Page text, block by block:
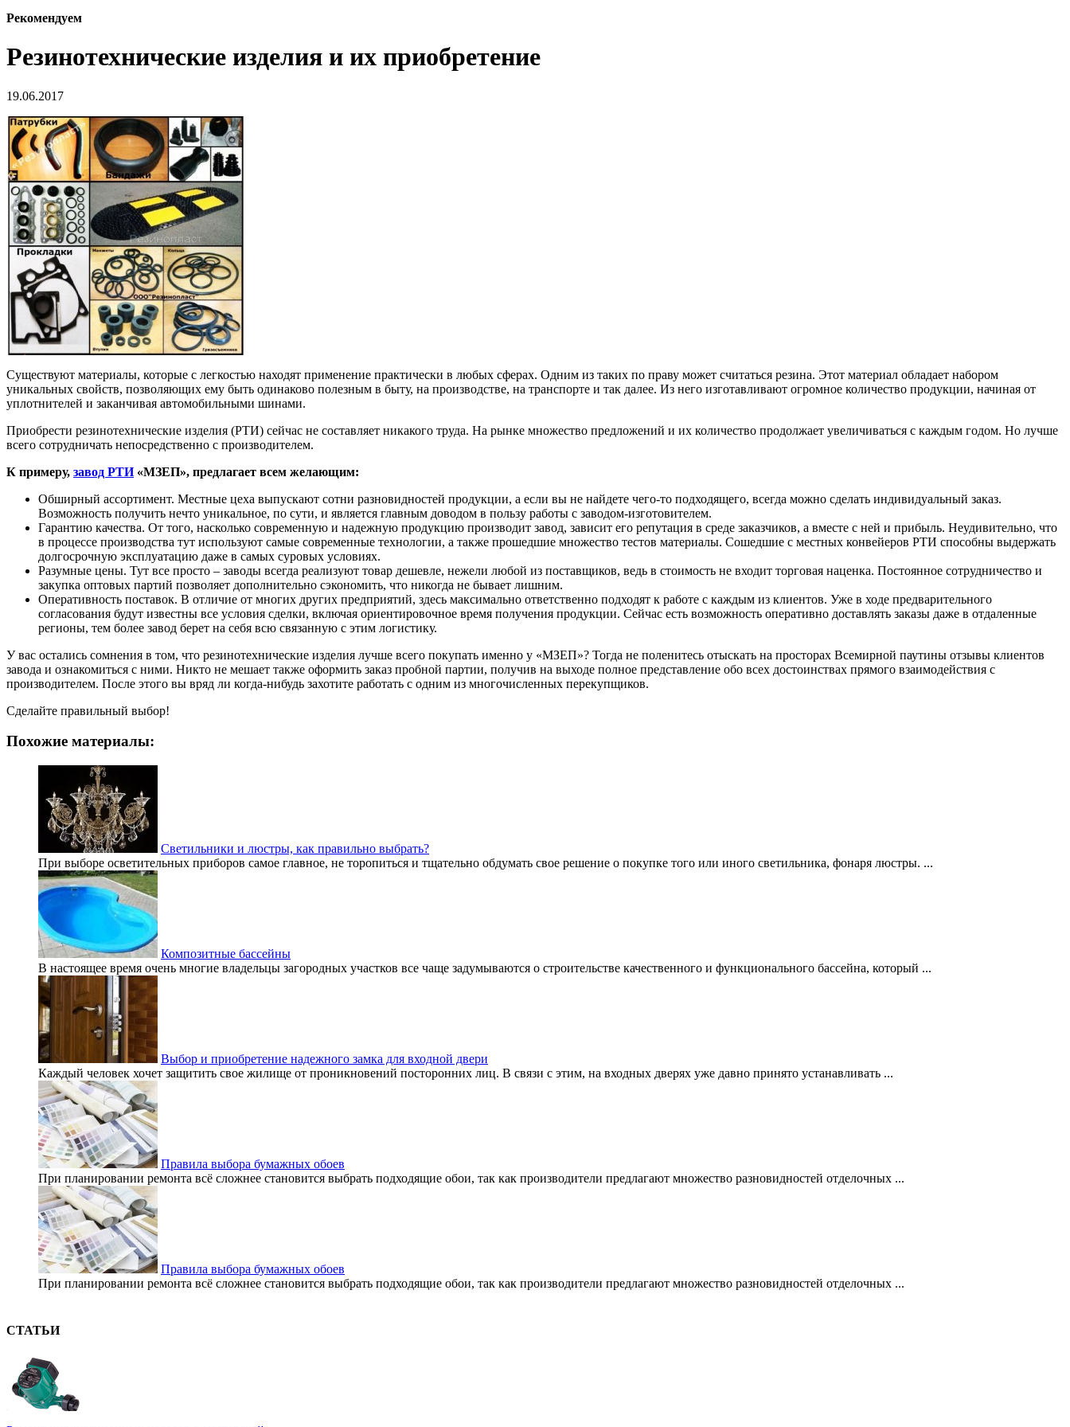
Рекомендуем
Резинотехнические изделия и их приобретение
19.06.2017
Существуют материалы, которые с легкостью находят применение практически в любых сферах. Одним из таких по праву может считаться резина. Этот материал обладает набором
уникальных свойств, позволяющих ему быть одинаково полезным в быту, на производстве, на транспорте и так далее. Из него изготавливают огромное количество продукции, начиная от
уплотнителей и заканчивая автомобильными шинами.
Приобрести резинотехнические изделия (РТИ) сейчас не составляет никакого труда. На рынке множество предложений и их количество продолжает увеличиваться с каждым годом. Но лучше
всего сотрудничать непосредственно с производителем.
К примеру, завод РТИ«МЗЕП», предлагает всем желающим:
Обширный ассортимент. Местные цеха выпускают сотни разновидностей продукции, а если вы не найдете чего-то подходящего, всегда можно сделать индивидуальный заказ.
Возможность получить нечто уникальное, по сути, и является главным доводом в пользу работы с заводом-изготовителем.
Гарантию качества. От того, насколько современную и надежную продукцию производит завод, зависит его репутация в среде заказчиков, а вместе с ней и прибыль. Неудивительно, что
в процессе производства тут используют самые современные технологии, а также прошедшие множество тестов материалы. Сошедшие с местных конвейеров РТИ способны выдержать
долгосрочную эксплуатацию даже в самых суровых условиях.
Разумные цены. Тут все просто – заводы всегда реализуют товар дешевле, нежели любой из поставщиков, ведь в стоимость не входит торговая наценка. Постоянное сотрудничество и
закупка оптовых партий позволяет дополнительно сэкономить, что никогда не бывает лишним.
Оперативность поставок. В отличие от многих других предприятий, здесь максимально ответственно подходят к работе с каждым из клиентов. Уже в ходе предварительного
согласования будут известны все условия сделки, включая ориентировочное время получения продукции. Сейчас есть возможность оперативно доставлять заказы даже в отдаленные
регионы, тем более завод берет на себя всю связанную с этим логистику.
У вас остались сомнения в том, что резинотехнические изделия лучше всего покупать именно у «МЗЕП»? Тогда не поленитесь отыскать на просторах Всемирной паутины отзывы клиентов
завода и ознакомиться с ними. Никто не мешает также оформить заказ пробной партии, получив на выходе полное представление обо всех достоинствах прямого взаимодействия с
производителем. После этого вы вряд ли когда-нибудь захотите работать с одним из многочисленных перекупщиков.
Сделайте правильный выбор!
Похожие материалы:
Светильники и люстры, как правильно выбрать?
При выборе осветительных приборов самое главное, не торопиться и тщательно обдумать свое решение о покупке того или иного светильника, фонаря люстры. ...
Композитные бассейны
В настоящее время очень многие владельцы загородных участков все чаще задумываются о строительстве качественного и функционального бассейна, который ...
Выбор и приобретение надежного замка для входной двери
Каждый человек хочет защитить свое жилище от проникновений посторонних лиц. В связи с этим, на входных дверях уже давно принято устанавливать ...
Правила выбора бумажных обоев
При планировании ремонта всё сложнее становится выбрать подходящие обои, так как производители предлагают множество разновидностей отделочных ...
Правила выбора бумажных обоев
При планировании ремонта всё сложнее становится выбрать подходящие обои, так как производители предлагают множество разновидностей отделочных ...
СТАТЬИ